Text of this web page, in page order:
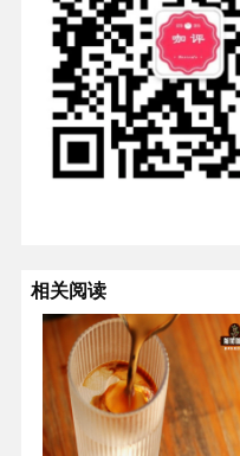
相关阅读